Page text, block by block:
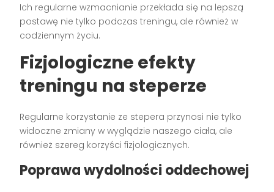
Ich regularne wzmacnianie przekłada się na lepszą
postawę nie tylko podczas treningu, ale również w
codziennym życiu.
Fizjologiczne efekty
treningu na steperze
Regularne korzystanie ze stepera przynosi nie tylko
widoczne zmiany w wyglądzie naszego ciała, ale
również szereg korzyści fizjologicznych.
Poprawa wydolności oddechowej